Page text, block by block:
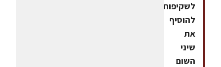
לשקיפות,
להוסיף
את
שיני
השום